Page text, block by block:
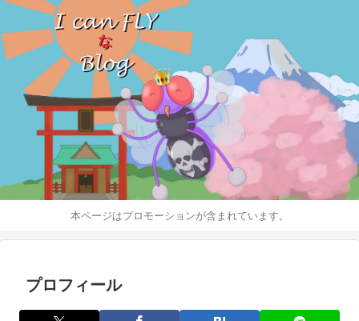
本ページはプロモーションが含まれています。
プロフィール